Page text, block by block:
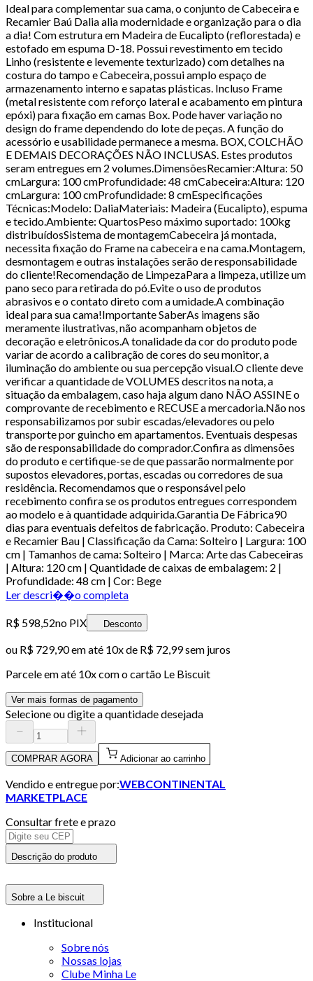
Ideal para complementar sua cama, o conjunto de Cabeceira e
Recamier Baú Dalia alia modernidade e organização para o dia
a dia! Com estrutura em Madeira de Eucalipto (reflorestada) e
estofado em espuma D-18. Possui revestimento em tecido
Linho (resistente e levemente texturizado) com detalhes na
costura do tampo e Cabeceira, possui amplo espaço de
armazenamento interno e sapatas plásticas. Incluso Frame
(metal resistente com reforço lateral e acabamento em pintura
epóxi) para fixação em camas Box. Pode haver variação no
design do frame dependendo do lote de peças. A função do
acessório e usabilidade permanece a mesma. BOX, COLCHÃO
E DEMAIS DECORAÇÕES NÃO INCLUSAS. Estes produtos
seram entregues em 2 volumes.DimensõesRecamier:Altura: 50
cmLargura: 100 cmProfundidade: 48 cmCabeceira:Altura: 120
cmLargura: 100 cmProfundidade: 8 cmEspecificações
Técnicas:Modelo: DaliaMateriais: Madeira (Eucalipto), espuma
e tecido.Ambiente: QuartosPeso máximo suportado: 100kg
distribuídosSistema de montagemCabeceira já montada,
necessita fixação do Frame na cabeceira e na cama.Montagem,
desmontagem e outras instalações serão de responsabilidade
do cliente!Recomendação de LimpezaPara a limpeza, utilize um
pano seco para retirada do pó.Evite o uso de produtos
abrasivos e o contato direto com a umidade.A combinação
ideal para sua cama!Importante SaberAs imagens são
meramente ilustrativas, não acompanham objetos de
decoração e eletrônicos.A tonalidade da cor do produto pode
variar de acordo a calibração de cores do seu monitor, a
iluminação do ambiente ou sua percepção visual.O cliente deve
verificar a quantidade de VOLUMES descritos na nota, a
situação da embalagem, caso haja algum dano NÃO ASSINE o
comprovante de recebimento e RECUSE a mercadoria.Não nos
responsabilizamos por subir escadas/elevadores ou pelo
transporte por guincho em apartamentos. Eventuais despesas
são de responsabilidade do comprador.Confira as dimensões
do produto e certifique-se de que passarão normalmente por
supostos elevadores, portas, escadas ou corredores de sua
residência. Recomendamos que o responsável pelo
recebimento confira se os produtos entregues correspondem
ao modelo e à quantidade adquirida.Garantia De Fábrica90
dias para eventuais defeitos de fabricação. Produto: Cabeceira
e Recamier Bau | Classificação da Cama: Solteiro | Largura: 100
cm | Tamanhos de cama: Solteiro | Marca: Arte das Cabeceiras
| Altura: 120 cm | Quantidade de caixas de embalagem: 2 |
Profundidade: 48 cm | Cor: Bege
Ler descri��o completa
R$ 598,52no PIX Desconto
ou R$ 729,90em até 10x de R$ 72,99 sem juros
Parcele em até 10x com o cartão Le Biscuit
Ver mais formas de pagamento
Selecione ou digite a quantidade desejada
COMPRAR AGORA Adicionar ao carrinho
Vendido e entregue por:WEBCONTINENTAL
MARKETPLACE
Consultar frete e prazo
Descrição do produto
Sobre a Le biscuit
Institucional
Sobre nós
Nossas lojas
Clube Minha Le